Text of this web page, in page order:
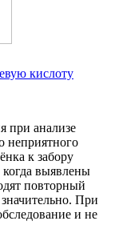
кислоту
при анализе
неприятного
к забору
выявлены
повторный
При
и не